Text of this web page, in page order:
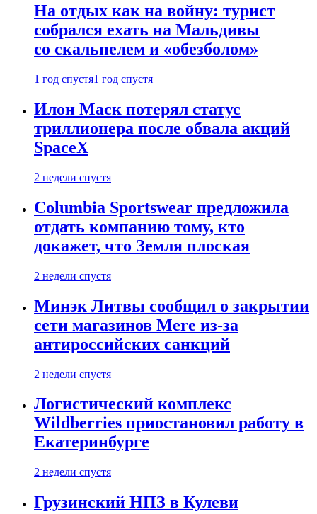
На отдых как на войну: турист
собрался ехать на Мальдивы
со скальпелем и «обезболом»
1 год спустя1 год спустя
Илон Маск потерял статус
триллионера после обвала акций
SpaceX
2 недели спустя
Columbia Sportswear предложила
отдать компанию тому, кто
докажет, что Земля плоская
2 недели спустя
Минэк Литвы сообщил о закрытии
сети магазинов Mere из-за
антироссийских санкций
2 недели спустя
Логистический комплекс
Wildberries приостановил работу в
Екатеринбурге
2 недели спустя
Грузинский НПЗ в Кулеви